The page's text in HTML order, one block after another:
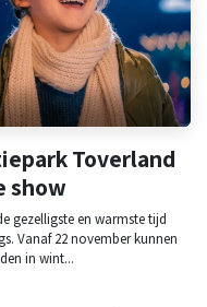
Toverland
show
gezelligste en warmste tijd
Vanaf 22 november kunnen
in wint...